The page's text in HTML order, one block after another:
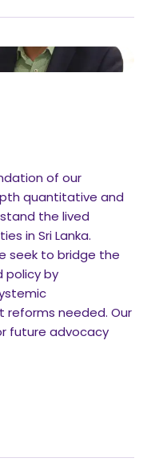
of our
quantitative and
the lived
in Sri Lanka.
seek to bridge the
policy by
reforms needed. Our
future advocacy